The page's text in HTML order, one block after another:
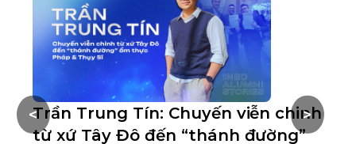
Trần Trung Tín: Chuyến viễn chinh
từ xứ Tây Đô đến “thánh đường”
>
<